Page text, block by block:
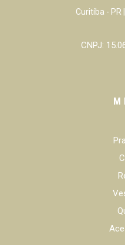
Curitíba - PR
CNPJ: